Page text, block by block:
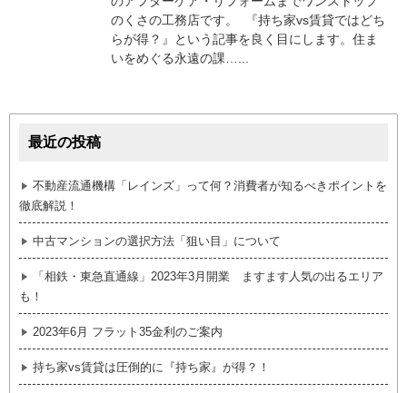
のくさの工務店です。 『持ち家vs賃貸ではどち
らが得？』という記事を良く目にします。住ま
いをめぐる永遠の課…...
最近の投稿
不動産流通機構「レインズ」って何？消費者が知るべきポイントを
徹底解説！
中古マンションの選択方法「狙い目」について
「相鉄・東急直通線」2023年3月開業 ますます人気の出るエリア
も！
2023年6月 フラット35金利のご案内
持ち家vs賃貸は圧倒的に『持ち家』が得？！